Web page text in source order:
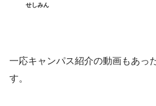
せしみん
一応キャンパス紹介の動画もあっ
す。